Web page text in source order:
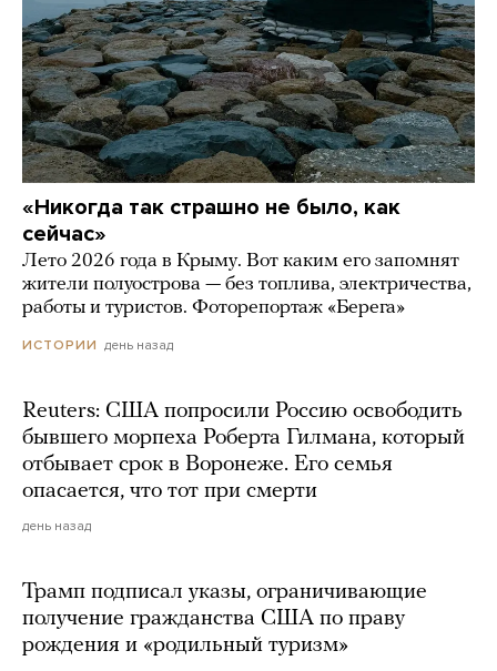
«Никогда так страшно не было, как
сейчас»
Лето 2026 года в Крыму. Вот каким его запомнят
жители полуострова — без топлива, электричества,
работы и туристов. Фоторепортаж «Берега»
ИСТОРИИ день назад
Reuters: США попросили Россию освободить
бывшего морпеха Роберта Гилмана, который
отбывает срок в Воронеже. Его семья
опасается, что тот при смерти
день назад
Трамп подписал указы, ограничивающие
получение гражданства США по праву
рождения и «родильный туризм»